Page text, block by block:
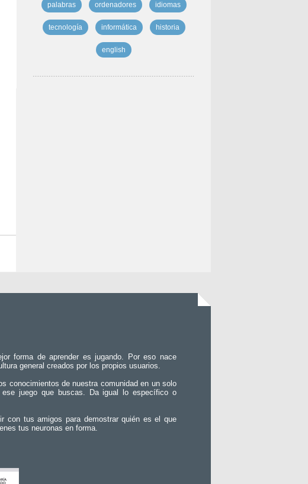
palabras ordenadores idiomas
tecnología informática historia
english
forma de aprender es jugando. Por eso nace
general creados por los propios usuarios.
conocimientos de nuestra comunidad en un solo
ese juego que buscas. Da igual lo específico o
con tus amigos para demostrar quién es el que
tus neuronas en forma.